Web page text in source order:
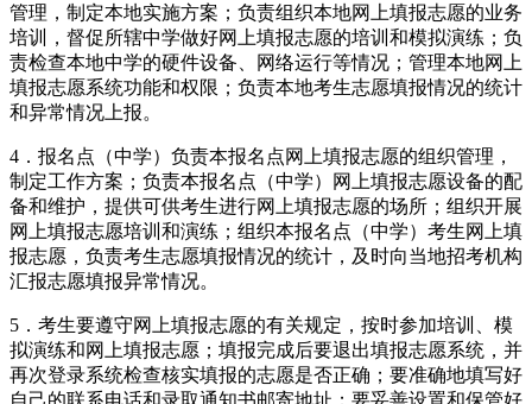
管理，制定本地实施方案；负责组织本地网上填报志愿的业务
培训，督促所辖中学做好网上填报志愿的培训和模拟演练；负
责检查本地中学的硬件设备、网络运行等情况；管理本地网上
填报志愿系统功能和权限；负责本地考生志愿填报情况的统计
和异常情况上报。
4．报名点（中学）负责本报名点网上填报志愿的组织管理，
制定工作方案；负责本报名点（中学）网上填报志愿设备的配
备和维护，提供可供考生进行网上填报志愿的场所；组织开展
网上填报志愿培训和演练；组织本报名点（中学）考生网上填
报志愿，负责考生志愿填报情况的统计，及时向当地招考机构
汇报志愿填报异常情况。
5．考生要遵守网上填报志愿的有关规定，按时参加培训、模
拟演练和网上填报志愿；填报完成后要退出填报志愿系统，并
再次登录系统检查核实填报的志愿是否正确；要准确地填写好